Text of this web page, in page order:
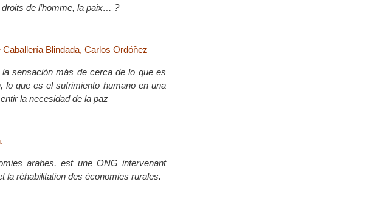
de l’homme, la paix… ?
Blindada, Carlos Ordóñez
sensación más de cerca de lo que es
lo que es el sufrimiento humano en una
la necesidad de la paz
arabes, est une ONG intervenant
la réhabilitation des économies rurales.